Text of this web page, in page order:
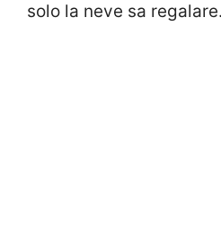
solo la neve sa regalare.